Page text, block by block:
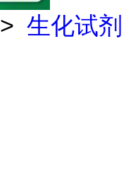
> 生化试剂